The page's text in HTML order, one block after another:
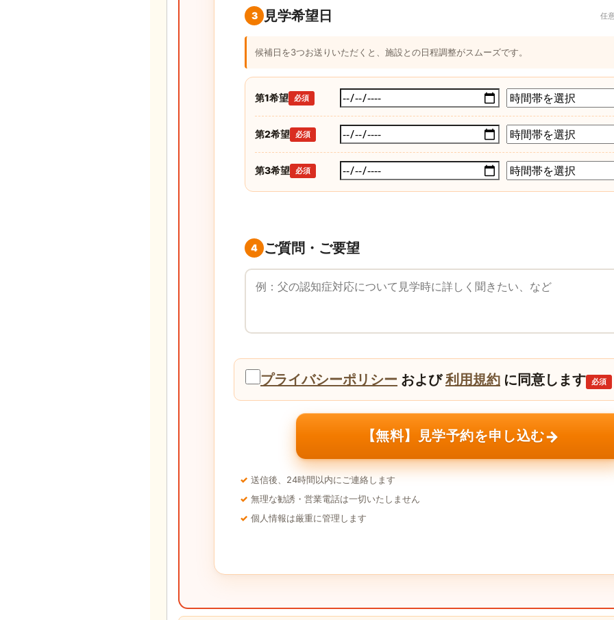
3 見学希望日 任
候補日を3つお送りいただくと、施設との日程調整がスムーズです。
第1希望 必須
第2希望 必須
第3希望 必須
4 ご質問・ご要望
ご質問・ご要望
プライバシーポリシー および利用規約 に同意します 必須
【無料】見学予約を申し込む→
送信後、24時間以内にご連絡します
無理な勧誘・営業電話は一切いたしません
個人情報は厳重に管理します